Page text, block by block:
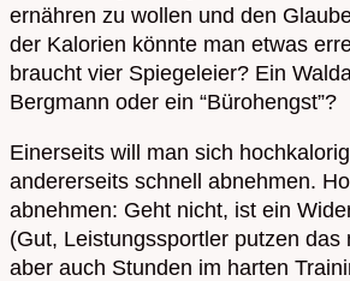
ernähren zu wollen und den
der Kalorien könnte man etwas
braucht vier Spiegeleier? Ein
Bergmann oder ein “Bürohengst”?
Einerseits will man sich
andererseits schnell abnehmen.
abnehmen: Geht nicht, ist ein
(Gut, Leistungssportler putzen das
aber auch Stunden im harten